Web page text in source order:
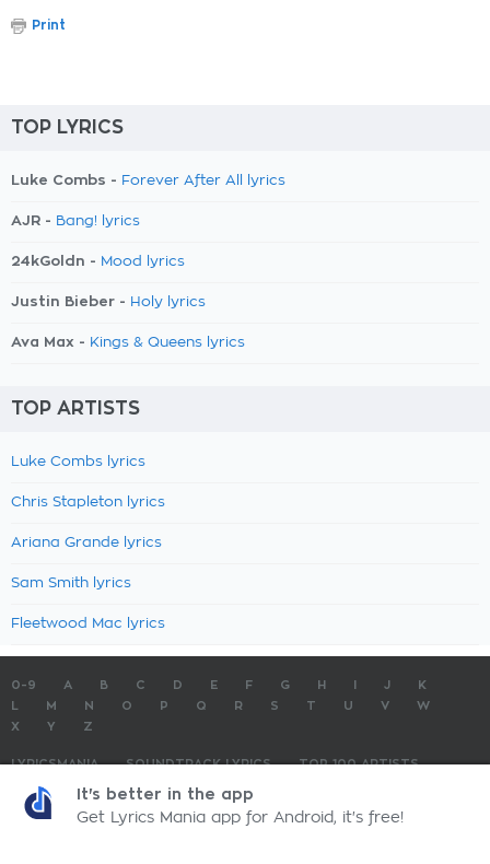
Print
TOP LYRICS
Luke Combs - Forever After All lyrics
AJR - Bang! lyrics
24kGoldn - Mood lyrics
Justin Bieber - Holy lyrics
Ava Max - Kings & Queens lyrics
TOP ARTISTS
Luke Combs lyrics
Chris Stapleton lyrics
Ariana Grande lyrics
Sam Smith lyrics
Fleetwood Mac lyrics
0-9 A B C D E F G H J
K
M N O P Q R S T U V
W
X
Y Z
LYRICSMANIA SOUNDTRACK LYRICS
TOP 100 ARTISTS
TOP 100 LYRICS
LyricsMania.com - Copyright © 2026 - All Rights ReservedPrivacy Policy
It's better in the app
Get Lyrics Mania app for Android, it's free!